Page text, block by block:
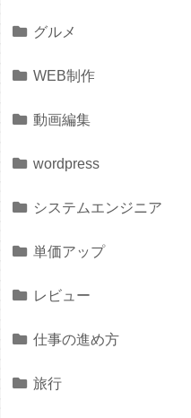
グルメ
WEB制作
動画編集
wordpress
システムエンジニア
単価アップ
レビュー
仕事の進め方
旅行